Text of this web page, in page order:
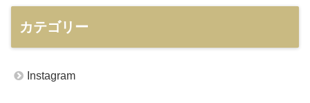
カテゴリー
Instagram